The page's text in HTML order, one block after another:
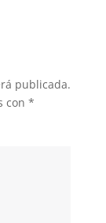
publicada.
con *